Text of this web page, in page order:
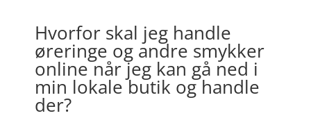
Hvorfor skal jeg handle
øreringe og andre smykker
online når jeg kan gå ned i
min lokale butik og handle
der?